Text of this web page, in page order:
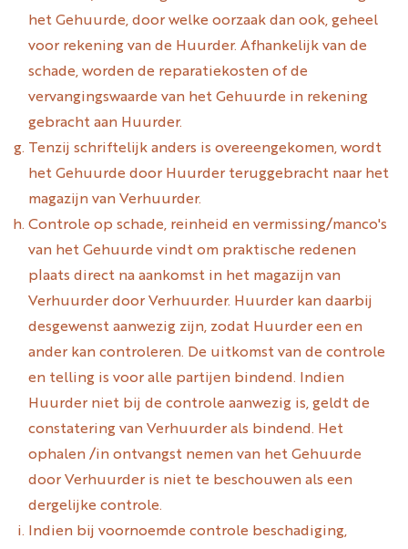
het Gehuurde, door welke oorzaak dan ook, geheel
voor rekening van de Huurder. Afhankelijk van de
schade, worden de reparatiekosten of de
vervangingswaarde van het Gehuurde in rekening
gebracht aan Huurder.
Tenzij schriftelijk anders is overeengekomen, wordt
het Gehuurde door Huurder teruggebracht naar het
magazijn van Verhuurder.
Controle op schade, reinheid en vermissing/manco's
van het Gehuurde vindt om praktische redenen
plaats direct na aankomst in het magazijn van
Verhuurder door Verhuurder. Huurder kan daarbij
desgewenst aanwezig zijn, zodat Huurder een en
ander kan controleren. De uitkomst van de controle
en telling is voor alle partijen bindend. Indien
Huurder niet bij de controle aanwezig is, geldt de
constatering van Verhuurder als bindend. Het
ophalen /in ontvangst nemen van het Gehuurde
door Verhuurder is niet te beschouwen als een
dergelijke controle.
Indien bij voornoemde controle beschadiging,